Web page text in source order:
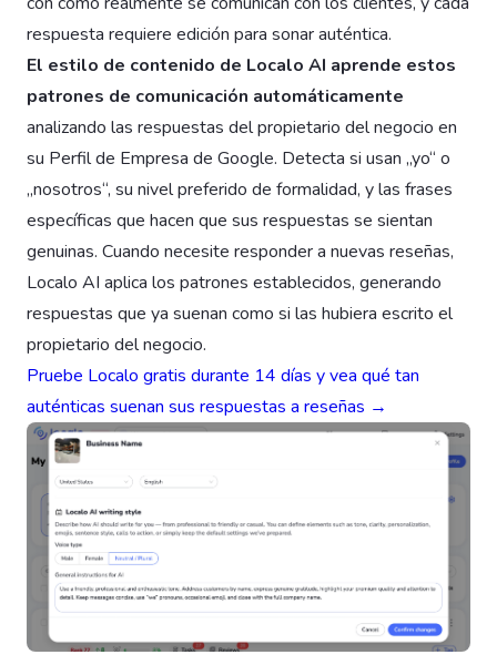
respuesta requiere edición para sonar auténtica.
El estilo de contenido de Localo AI aprende estos
patrones de comunicación automáticamente
analizando las respuestas del propietario del negocio en
su Perfil de Empresa de Google. Detecta si usan „yo“ o
„nosotros“, su nivel preferido de formalidad, y las frases
específicas que hacen que sus respuestas se sientan
genuinas. Cuando necesite responder a nuevas reseñas,
Localo AI aplica los patrones establecidos, generando
respuestas que ya suenan como si las hubiera escrito el
propietario del negocio.
Pruebe Localo gratis durante 14 días y vea qué tan
auténticas suenan sus respuestas a reseñas →